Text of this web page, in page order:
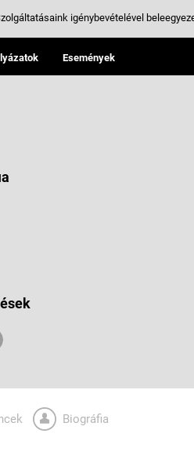
Események
Biográfia
igénybevételével